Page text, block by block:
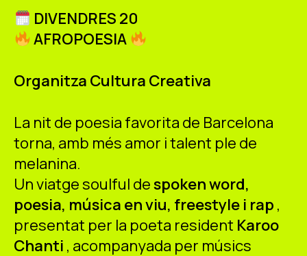
Blog
Contacte
FacebookInstagramYoutube
ES CA EN
DIVENDRES 20
AFROPOESIA
Organitza Cultura Creativa
La nit de poesia favorita de Barcelona
torna, amb més amor i talent ple de
melanina.
Un viatge soulful despoken word,
poesia, música en viu, freestyle i rap ,
presentat per la poeta resident Karoo
Chanti , acompanyada per músics